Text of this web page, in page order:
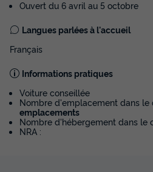
Ouvert du 6 avril au 5 octobre
Langues parlées à l'accueil
Français
Informations pratiques
Voiture conseillée
Nombre d'emplacement dans le
emplacements
Nombre d'hébergement dans le
NRA :